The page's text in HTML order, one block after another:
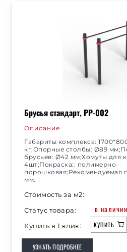
Брусья стандарт, РР-002
Описание
Габариты комплекса:
кг;Опорные столбы: Ø89
брусьев: Ø42 мм;Хомуты для
4шт;Покраска:: полимерно-
порошковая;Рекомендуемая
мм.
Стоимость за м2:
Статус товара:
в наличии
Купить в 1 клик: КУПИТЬ
УЗНАТЬ ПОДРОБНЕЕ